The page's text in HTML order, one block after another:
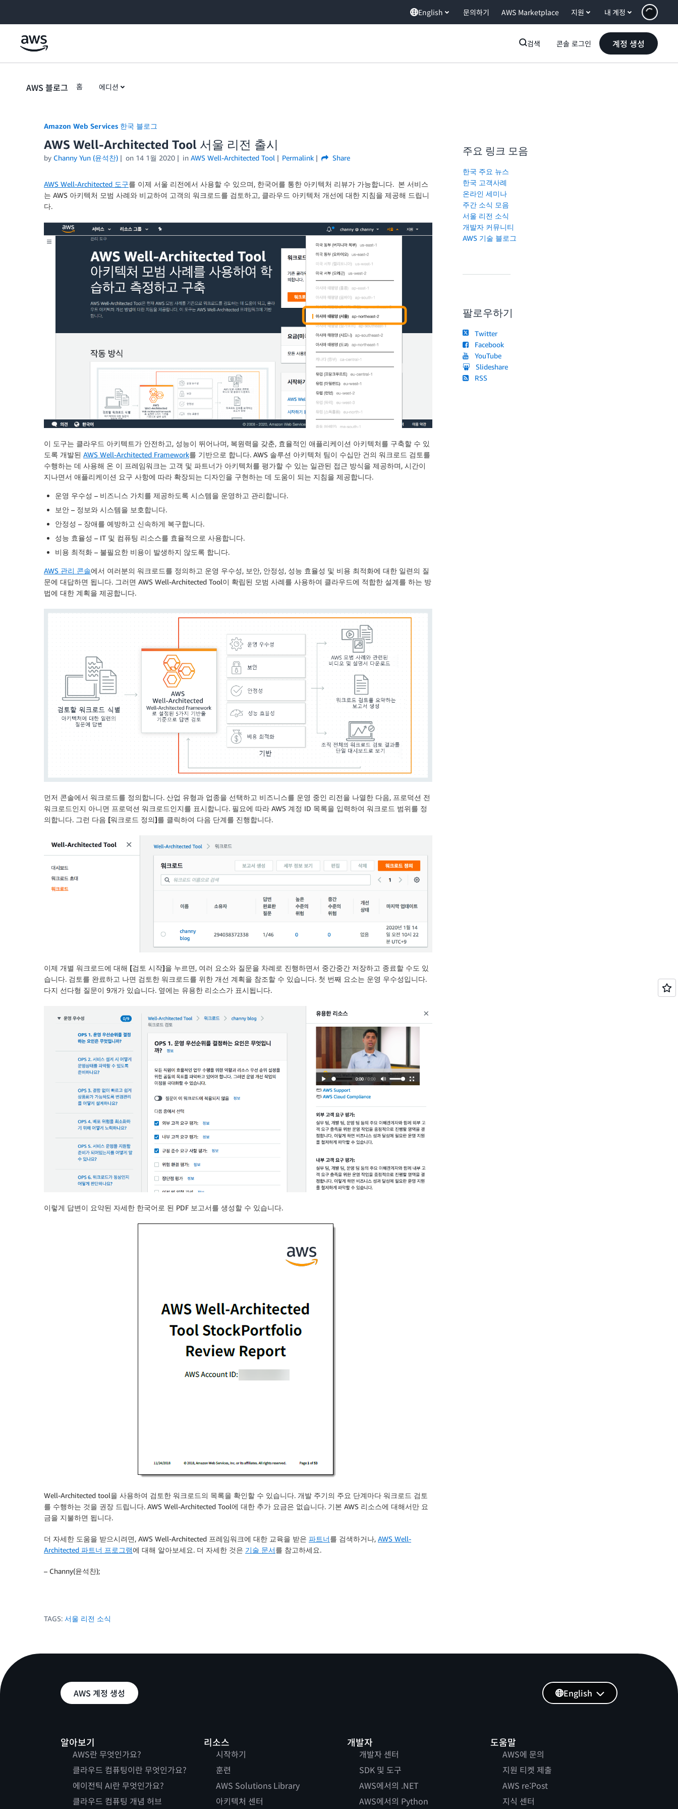
English 문의하기 AWS Marketplace 지원 내 계정
검색 콘솔 로그인 계정 생성
AWS 블로그 홈 에디션
Amazon Web Services 한국 블로그
AWS Well-Architected Tool 서울 리전 출시
by Channy Yun (윤석찬) on 14 1월 2020 in AWS Well-Architected Tool Permalink Share
AWS Well-Architected 도구를 이제 서울 리전에서 사용할 수 있으며, 한국어를 통한 아키텍처 리뷰가 가능합니다. 본 서비스
는 AWS 아키텍처 모범 사례와 비교하여 고객의 워크로드를 검토하고, 클라우드 아키텍처 개선에 대한 지침을 제공해 드립니
다.
이 도구는 클라우드 아키텍트가 안전하고, 성능이 뛰어나며, 복원력을 갖춘, 효율적인 애플리케이션 아키텍처를 구축할 수 있
도록 개발된 AWS Well-Architected Framework를 기반으로 합니다. AWS 솔루션 아키텍처 팀이 수십만 건의 워크로드 검토를
수행하는 데 사용해 온 이 프레임워크는 고객 및 파트너가 아키텍처를 평가할 수 있는 일관된 접근 방식을 제공하며, 시간이
지나면서 애플리케이션 요구 사항에 따라 확장되는 디자인을 구현하는 데 도움이 되는 지침을 제공합니다.
운영 우수성 – 비즈니스 가치를 제공하도록 시스템을 운영하고 관리합니다.
보안 – 정보와 시스템을 보호합니다.
안정성 – 장애를 예방하고 신속하게 복구합니다.
성능 효율성 – IT 및 컴퓨팅 리소스를 효율적으로 사용합니다.
비용 최적화 – 불필요한 비용이 발생하지 않도록 합니다.
AWS 관리 콘솔에서 여러분의 워크로드를 정의하고 운영 우수성, 보안, 안정성, 성능 효율성 및 비용 최적화에 대한 일련의 질
문에 대답하면 됩니다. 그러면 AWS Well-Architected Tool이 확립된 모범 사례를 사용하여 클라우드에 적합한 설계를 하는 방
법에 대한 계획을 제공합니다.
먼저 콘솔에서 워크로드를 정의합니다. 산업 유형과 업종을 선택하고 비즈니스를 운영 중인 리전을 나열한 다음, 프로덕션 전
워크로드인지 아니면 프로덕션 워크로드인지를 표시합니다. 필요에 따라 AWS 계정 ID 목록을 입력하여 워크로드 범위를 정
의합니다. 그런 다음 [워크로드 정의]를 클릭하여 다음 단계를 진행합니다.
이제 개별 워크로드에 대해 [검토 시작]을 누르면, 여러 요소와 질문을 차례로 진행하면서 중간중간 저장하고 종료할 수도 있
습니다. 검토를 완료하고 나면 검토한 워크로드를 위한 개선 계획을 참조할 수 있습니다. 첫 번째 요소는 운영 우수성입니다.
다지 선다형 질문이 9개가 있습니다. 옆에는 유용한 리소스가 표시됩니다.
이렇게 답변이 요약된 자세한 한국어로 된 PDF 보고서를 생성할 수 있습니다.
Well-Architected tool을 사용하여 검토한 워크로드의 목록을 확인할 수 있습니다. 개발 주기의 주요 단계마다 워크로드 검토
를 수행하는 것을 권장 드립니다. AWS Well-Architected Tool에 대한 추가 요금은 없습니다. 기본 AWS 리소스에 대해서만 요
금을 지불하면 됩니다.
더 자세한 도움을 받으시려면, AWS Well-Architected 프레임워크에 대한 교육을 받은 파트너를 검색하거나, AWS Well-
Architected 파트너 프로그램에 대해 알아보세요. 더 자세한 것은 기술 문서를 참고하세요.
– Channy(윤석찬);
TAGS: 서울 리전 소식
주요 링크 모음
한국 주요 뉴스
한국 고객사례
온라인 세미나
주간 소식 모음
서울 리전 소식
개발자 커뮤니티
AWS 기술 블로그
팔로우하기
Twitter
Facebook
YouTube
Slideshare
RSS
AWS 계정 생성
알아보기
AWS란 무엇인가요?
클라우드 컴퓨팅이란 무엇인가요?
에이전틱 AI란 무엇인가요?
클라우드 컴퓨팅 개념 허브
리소스
시작하기
훈련
AWS Solutions Library
아키텍처 센터
개발자
개발자 센터
SDK 및 도구
AWS에서의 .NET
AWS에서의 Python
도움말
AWS에 문의
지원 티켓 제출
AWS re:Post
지식 센터
English